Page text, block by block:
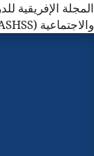
المجلة الإفريقية
والاجتماعية (AJASHSS)---------- (Online ISSN: 2957-5907)